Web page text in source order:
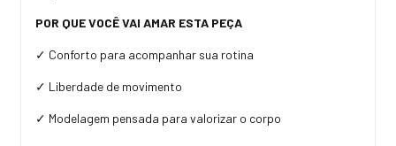
POR QUE VOCÊ VAI AMAR ESTA PEÇA
✓ Conforto para acompanhar sua rotina
✓ Liberdade de movimento
✓ Modelagem pensada para valorizar o corpo